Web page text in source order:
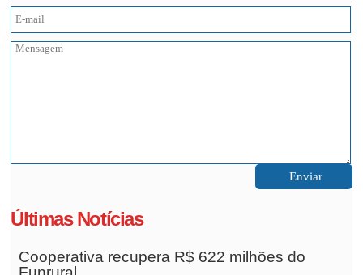
Últimas Notícias
Cooperativa recupera R$ 622 milhões do